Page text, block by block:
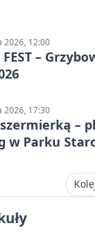
2026, 12:00
FEST –
2026, 17:30
–
w Parku